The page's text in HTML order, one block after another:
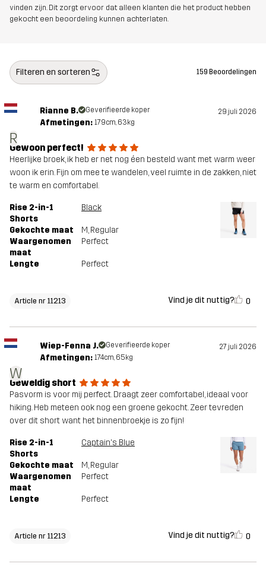
vinden zijn. Dit zorgt ervoor dat alleen klanten die het product hebben
gekocht een beoordeling kunnen achterlaten.
Filteren en sorteren 159 Beoordelingen
R
Rianne B. Geverifieerde koper 29 juli 2026
Afmetingen: 179cm, 63kg
Gewoon perfect!
Heerlijke broek, ik heb er net nog éen besteld want met warm weer
woon ik erin. Fijn om mee te wandelen, veel ruimte in de zakken, niet
te warm en comfortabel.
Rise 2-in-1
Shorts
Black
Gekochte maat M, Regular
Waargenomen
maat
Perfect
Lengte Perfect
Article nr 11213 Vind je dit nuttig? 0
W
Wiep-Fenna J. Geverifieerde koper 27 juli 2026
Afmetingen: 174cm, 65kg
Geweldig short
Pasvorm is voor mij perfect. Draagt zeer comfortabel, ideaal voor
hiking. Heb meteen ook nog een groene gekocht. Zeer tevreden
over dit short want het binnenbroekje is zo fijn!
Rise 2-in-1
Shorts
Captain's Blue
Gekochte maat M, Regular
Waargenomen
maat
Perfect
Lengte Perfect
Article nr 11213 Vind je dit nuttig? 0